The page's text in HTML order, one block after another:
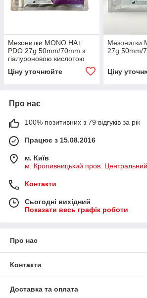
Мезонитки MONO HA+
PDO 27g 50mm/70mm з
гіалуроновою кислотою
Ціну уточнюйте
Мезонитки
27g 50mm/
Ціну
Про нас
100% позитивних з 79 відгуків за рік
Працює з 15.08.2016
м. Київ
м. Кропивницький пров. Центральний
Контакти
Сьогодні вихідний
Показати весь графік роботи
Про нас
Контакти
Доставка та оплата